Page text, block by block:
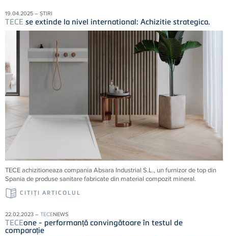
19.04.2025 – ȘTIRI
TECE se extinde la nivel international: Achizitie strategica.
TECE achizitioneaza compania Absara Industrial S.L., un furnizor de top din
Spania de produse sanitare fabricate din material compozit mineral.
CITIŢI ARTICOLUL
22.02.2023 – TECENEWS
TECEone - performanță convingătoare în testul de
comparație